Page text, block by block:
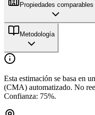
Propiedades comparables
Metodología
Esta estimación se basa en
(CMA) automatizado. No
Confianza: 75%.